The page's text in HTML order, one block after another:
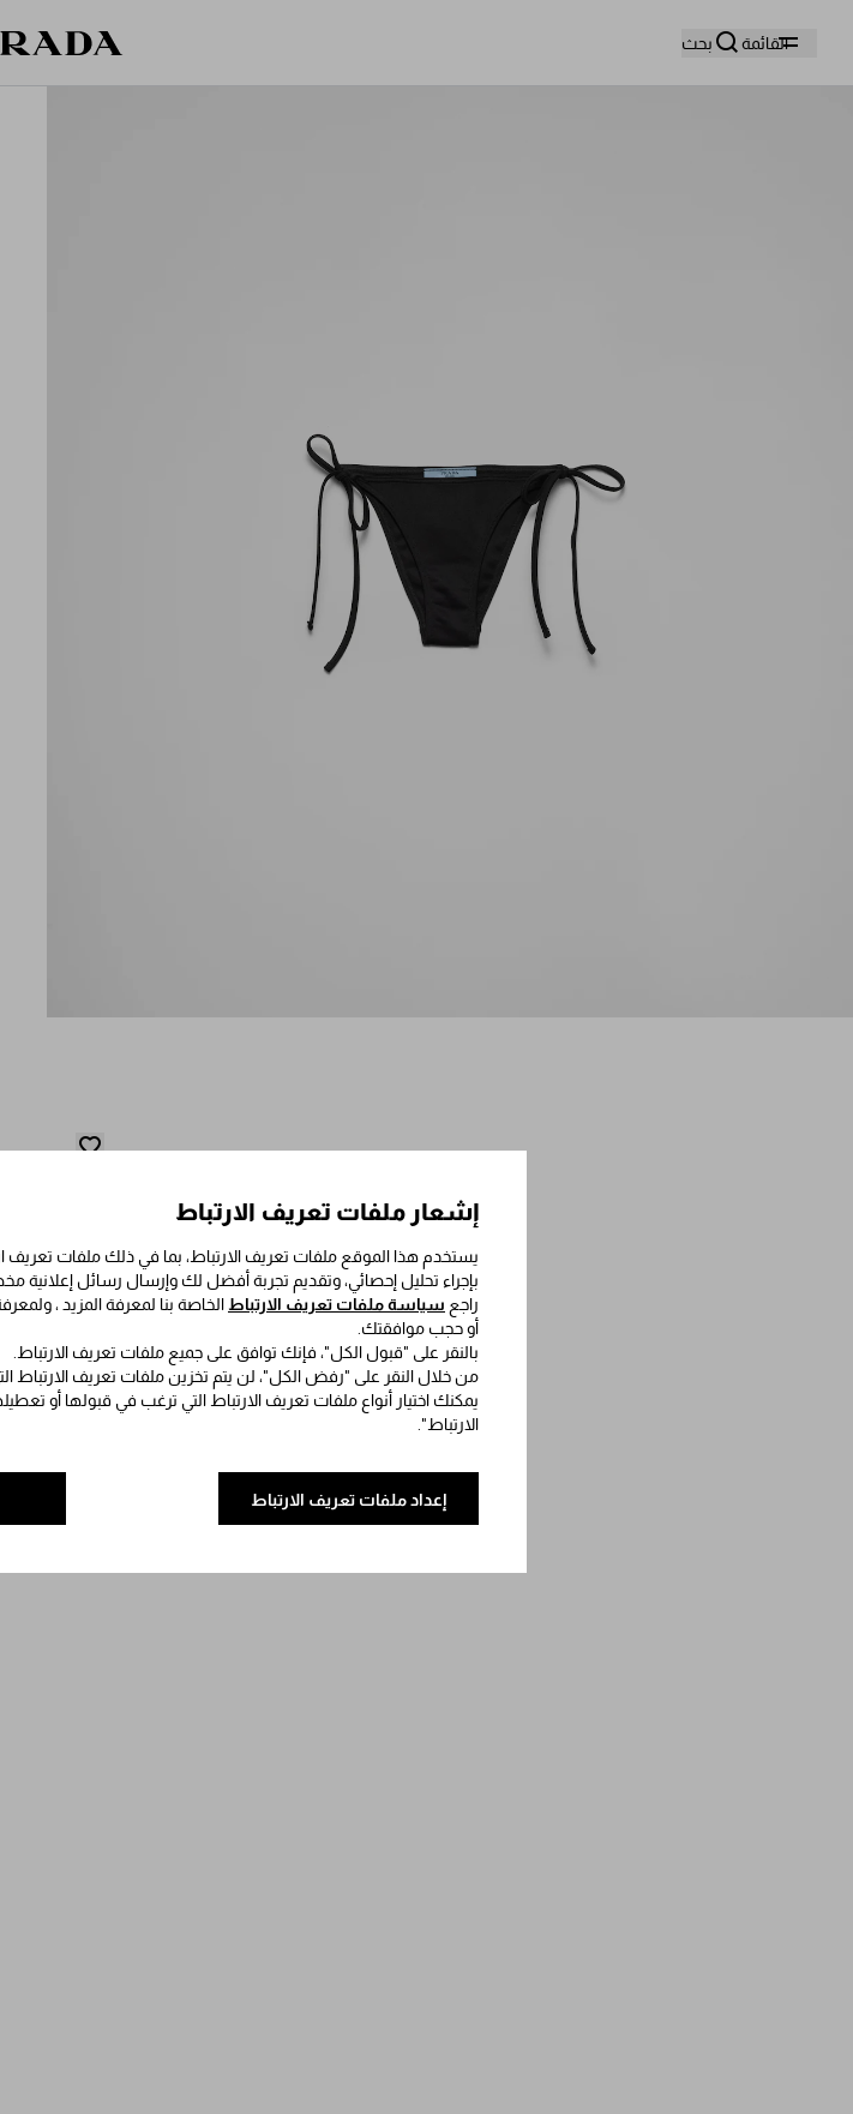
إشعار ملفات تعريف الارتباط
يستخدم هذا الموقع ملفات تعريف الارتباط، بما في ذلك ملفات
بإجراء تحليل إحصائي، وتقديم تجربة أفضل لك وإرسال رسائل إعلانية
راجع سياسة ملفات تعريف الارتباط الخاصة بنا لمعرفة المزيد ،
أو حجب موافقتك.
بالنقر على "قبول الكل"، فإنك توافق على جميع ملفات تعريف الارتباط.
من خلال النقر على "رفض الكل"، لن يتم تخزين ملفات تعريف الارتباط
يمكنك اختيار أنواع ملفات تعريف الارتباط التي ترغب في قبولها أو
الارتباط".
إعداد ملفات تعريف الارتباط
القائمة بحث سجِّل الدخول أو أنشئ حسابك الشخصي
واحفظوا قطعكم المفضّلة، واستلموها من
سجِّل الدخول أو أنشئ حسابك الشخصي